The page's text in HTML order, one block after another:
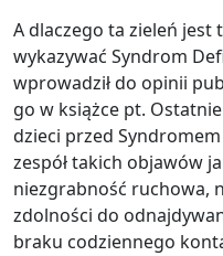
A dlaczego ta zieleń jest
wykazywać Syndrom
wprowadził do opinii
go w książce pt.
dzieci przed
zespół takich objawów
niezgrabność ruchowa,
zdolności do
braku codziennego